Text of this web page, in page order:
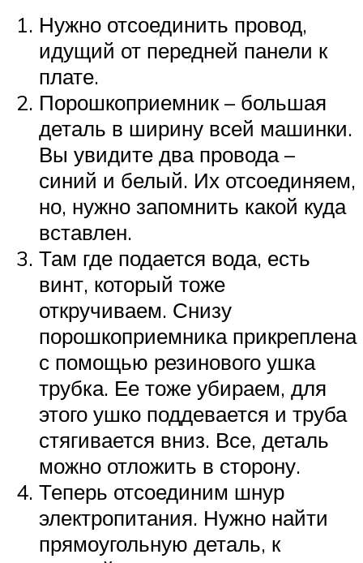
Нужно отсоединить провод,
идущий от передней панели к
плате.
Порошкоприемник – большая
деталь в ширину всей машинки.
Вы увидите два провода –
синий и белый. Их отсоединяем,
но, нужно запомнить какой куда
вставлен.
Там где подается вода, есть
винт, который тоже
откручиваем. Снизу
порошкоприемника прикреплена
с помощью резинового ушка
трубка. Ее тоже убираем, для
этого ушко поддевается и труба
стягивается вниз. Все, деталь
можно отложить в сторону.
Теперь отсоединим шнур
электропитания. Нужно найти
прямоугольную деталь, к